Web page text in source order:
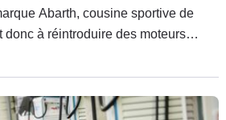
Abarth, cousine sportive de
donc à réintroduire des moteurs
Mais comment faire ?